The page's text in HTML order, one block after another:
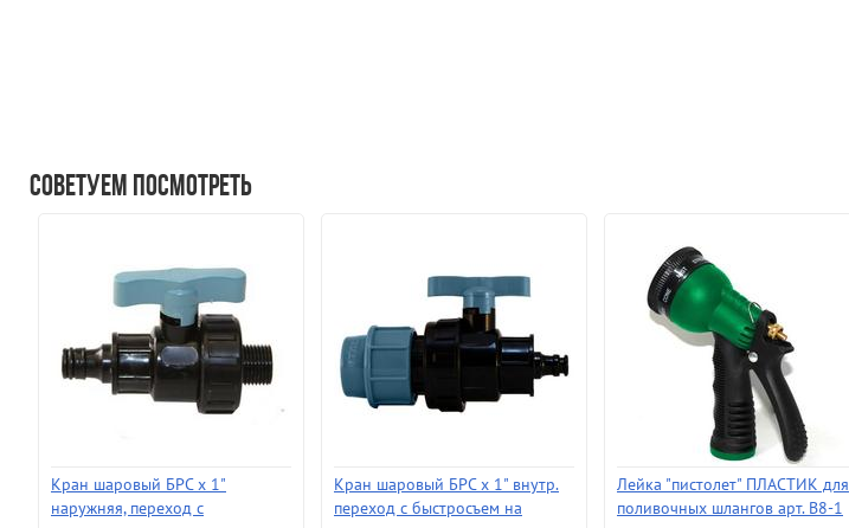
Советуем посмотреть
Кран шаровый БРС х 1"
наружняя, переход с
Кран шаровый БРС х 1" внутр.
переход с быстросъем на
Лейка "пистолет" ПЛАСТИК для
поливочных шлангов арт. В8-1